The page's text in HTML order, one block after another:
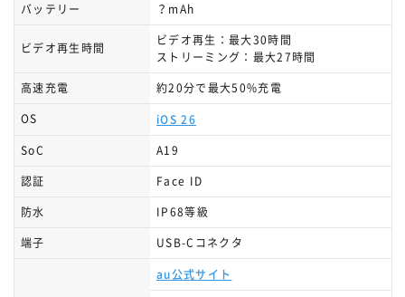
バッテリー
？mAh
ビデオ再生時間
ビデオ再生：最大30時間
ストリーミング：最大27時間
高速充電
約20分で最大50%充電
OS
iOS 26
SoC
A19
認証
Face ID
防水
IP68等級
端子
USB-Cコネクタ
au公式サイト